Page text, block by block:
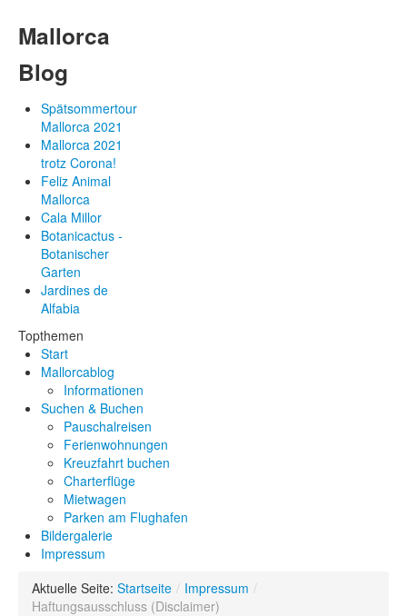
Mallorca
Blog
Spätsommertour
Mallorca 2021
Mallorca 2021
trotz Corona!
Feliz Animal
Mallorca
Cala Millor
Botanicactus -
Botanischer
Garten
Jardines de
Alfabia
Topthemen
Start
Mallorcablog
Informationen
Suchen & Buchen
Pauschalreisen
Ferienwohnungen
Kreuzfahrt buchen
Charterflüge
Mietwagen
Parken am Flughafen
Bildergalerie
Impressum
Aktuelle Seite: Startseite / Impressum /
Haftungsausschluss (Disclaimer)